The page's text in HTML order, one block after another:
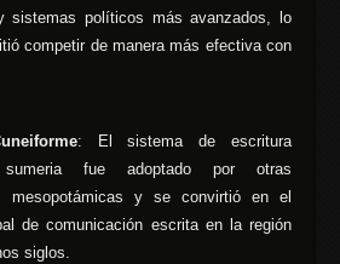
sistemas políticos más avanzados, lo
competir de manera más efectiva con
: El sistema de escritura
sumeria fue adoptado por otras
mesopotámicas y se convirtió en el
de comunicación escrita en la región
siglos.